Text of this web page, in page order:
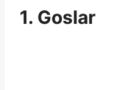
1. Goslar